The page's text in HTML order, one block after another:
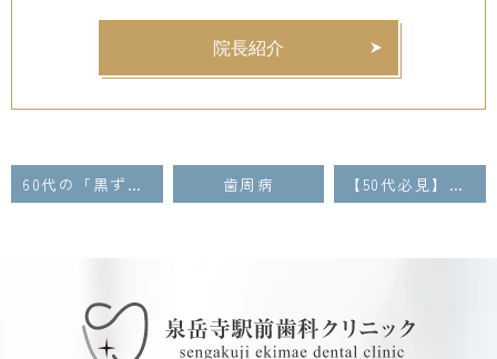
院長紹介
60代の「黒ずんだ歯茎」は要注意！重度歯周炎が引き起こす血液滞留と治療法 歯周病 【50代必見】歯周病は「痛みがなくても進行」！顎の骨が溶ける前に知るべき、歯を守る最後の砦